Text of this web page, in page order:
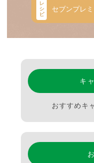
キ
おすすめキ
レ
シ
ピ
セブンプレ